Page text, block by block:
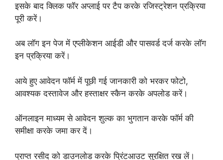
इसके बाद क्लिक फॉर अप्लाई पर टैप करके रजिस्ट्रेशन प्रक्रिया
पूरी करें।
अब लॉग इन पेज में एप्लीकेशन आईडी और पासवर्ड दर्ज करके लॉग
इन प्रक्रिया करें।
आये हुए आवेदन फॉर्म में पूछी गई जानकारी को भरकर फोटो,
आवश्यक दस्तावेज और हस्ताक्षर स्कैन करके अपलोड करें।
ऑनलाइन माध्यम से आवेदन शुल्क का भुगतान करके फॉर्म की
समीक्षा करके जमा कर दें।
प्राप्त रसीद को डाउनलोड करके प्रिंटआउट सुरक्षित रख लें।